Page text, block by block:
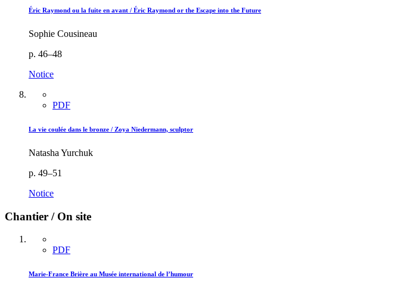
Éric Raymond ou la fuite en avant / Éric Raymond or the Escape into the Future
Sophie Cousineau
p. 46–48
Notice
PDF
La vie coulée dans le bronze / Zoya Niedermann, sculptor
Natasha Yurchuk
p. 49–51
Notice
Chantier / On site
PDF
Marie-France Brière au Musée international de l’humour